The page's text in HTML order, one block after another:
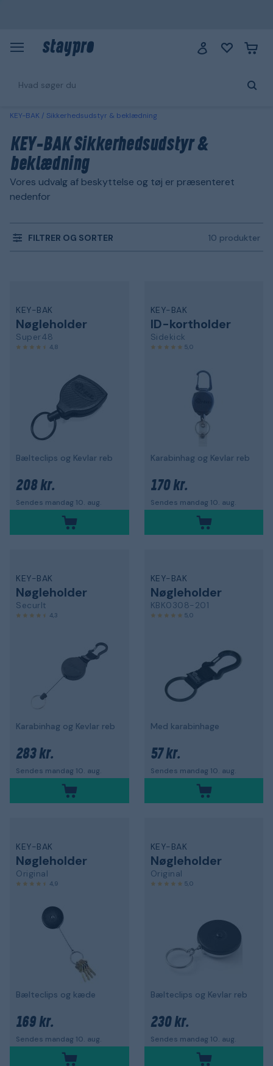
KEY-BAK Sikkerhedsudstyr & beklædning
KEY-BAK Sikkerhedsudstyr &
beklædning
Vores udvalg af beskyttelse og tøj er præsenteret
nedenfor
FILTRER OG SORTER 10 produkter
KEY-BAK
Nøgleholder
Super48
4,8
Bælteclips og Kevlar reb
208 kr.
Sendes mandag 10. aug.
KEY-BAK
ID-kortholder
Sidekick
5,0
Karabinhag og Kevlar reb
170 kr.
Sendes mandag 10. aug.
KEY-BAK
Nøgleholder
SecurIt
4,3
Karabinhag og Kevlar reb
283 kr.
Sendes mandag 10. aug.
KEY-BAK
Nøgleholder
KBK0308-201
5,0
Med karabinhage
57 kr.
Sendes mandag 10. aug.
KEY-BAK
Nøgleholder
Original
4,9
Bælteclips og kæde
169 kr.
Sendes mandag 10. aug.
KEY-BAK
Nøgleholder
Original
5,0
Bælteclips og Kevlar reb
230 kr.
Sendes mandag 10. aug.